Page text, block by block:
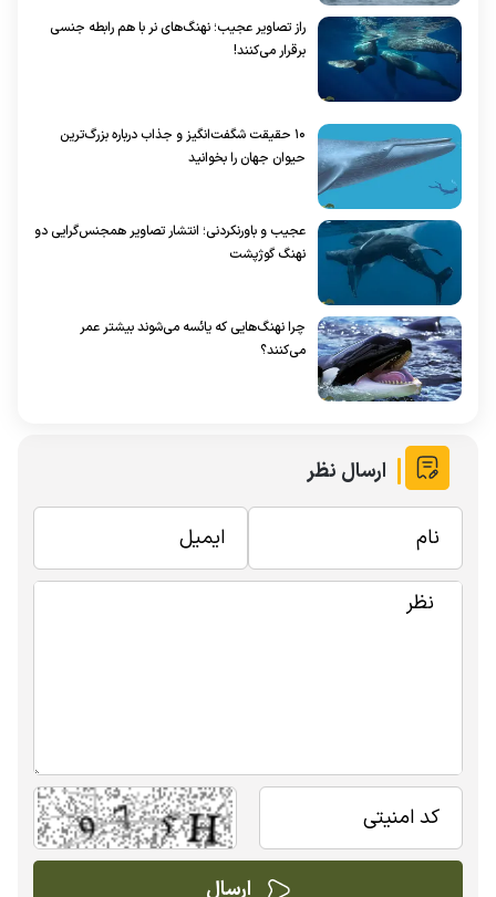
راز تصاویر عجیب؛ نهنگ‌های نر با هم رابطه جنسی
برقرار می‌کنند!
۱۰ حقیقت شگفت‌انگیز و جذاب درباره بزرگ‌ترین
حیوان جهان را بخوانید
عجیب و باورنکردنی؛ انتشار تصاویر همجنس‌گرایی دو
نهنگ گوژپشت
چرا نهنگ‌هایی که یائسه می‌شوند بیشتر عمر
می‌کنند؟
ارسال نظر